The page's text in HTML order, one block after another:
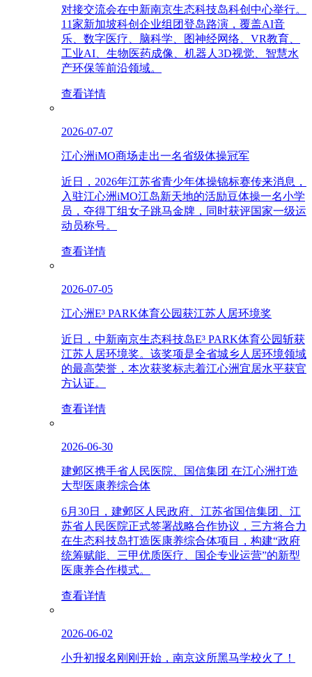
对接交流会在中新南京生态科技岛科创中心举行。
11家新加坡科创企业组团登岛路演，覆盖AI音
乐、数字医疗、脑科学、图神经网络、VR教育、
工业AI、生物医药成像、机器人3D视觉、智慧水
产环保等前沿领域。
查看详情
2026-07-07
江心洲iMO商场走出一名省级体操冠军
近日，2026年江苏省青少年体操锦标赛传来消息，
入驻江心洲iMO江岛新天地的活励豆体操一名小学
员，夺得丁组女子跳马金牌，同时获评国家一级运
动员称号。
查看详情
2026-07-05
江心洲E³ PARK体育公园获江苏人居环境奖
近日，中新南京生态科技岛E³ PARK体育公园斩获
江苏人居环境奖。该奖项是全省城乡人居环境领域
的最高荣誉，本次获奖标志着江心洲宜居水平获官
方认证。
查看详情
2026-06-30
建邺区携手省人民医院、国信集团 在江心洲打造
大型医康养综合体
6月30日，建邺区人民政府、江苏省国信集团、江
苏省人民医院正式签署战略合作协议，三方将合力
在生态科技岛打造医康养综合体项目，构建“政府
统筹赋能、三甲优质医疗、国企专业运营”的新型
医康养合作模式。
查看详情
2026-06-02
小升初报名刚刚开始，南京这所黑马学校火了！